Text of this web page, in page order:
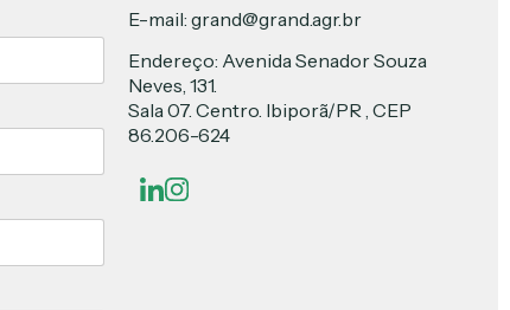
E-mail: grand@grand.agr.br
Endereço: Avenida Senador Souza
Neves, 131.
Sala 07. Centro. Ibiporã/PR , CEP
86.206-624